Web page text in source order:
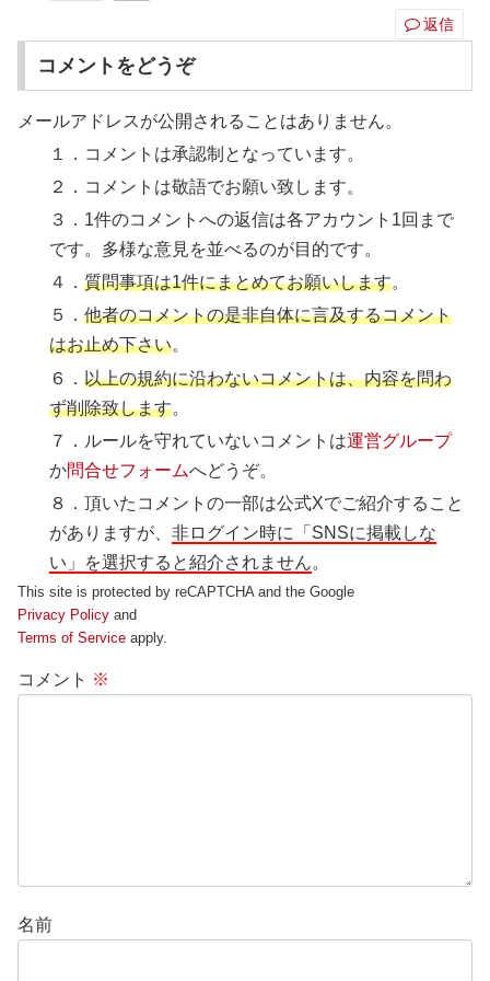
返信
コメントをどうぞ
メールアドレスが公開されることはありません。
１．コメントは承認制となっています。
２．コメントは敬語でお願い致します。
３．1件のコメントへの返信は各アカウント1回まで
です。多様な意見を並べるのが目的です。
４．質問事項は1件にまとめてお願いします。
５．他者のコメントの是非自体に言及するコメント
はお止め下さい。
６．以上の規約に沿わないコメントは、内容を問わ
ず削除致します。
７．ルールを守れていないコメントは運営グループ
か問合せフォームへどうぞ。
８．頂いたコメントの一部は公式Xでご紹介すること
がありますが、非ログイン時に「SNSに掲載しな
い」を選択すると紹介されません。
This site is protected by reCAPTCHA and the Google
Privacy Policy and
Terms of Service apply.
コメント ※
名前